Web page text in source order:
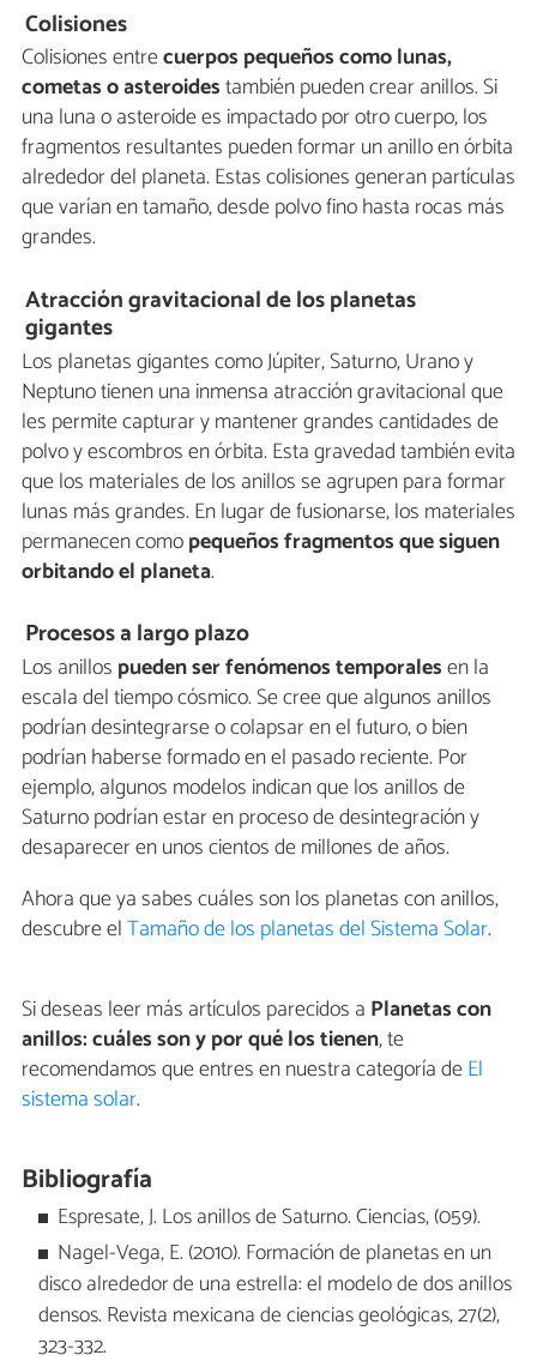
Colisiones
Colisiones entrecuerpos pequeños como lunas,
cometas o asteroidestambién pueden crear anillos. Si
una luna o asteroide es impactado por otro cuerpo, los
fragmentos resultantes pueden formar un anillo en órbita
alrededor del planeta. Estas colisiones generan partículas
que varían en tamaño, desde polvo fino hasta rocas más
grandes.
Atracción gravitacional de los planetas
gigantes
Los planetas gigantes como Júpiter, Saturno, Urano y
Neptuno tienen una inmensa atracción gravitacional que
les permite capturar y mantener grandes cantidades de
polvo y escombros en órbita. Esta gravedad también evita
que los materiales de los anillos se agrupen para formar
lunas más grandes. En lugar de fusionarse, los materiales
permanecen comopequeños fragmentos que siguen
orbitando el planeta.
Procesos a largo plazo
Los anillos pueden ser fenómenos temporalesen la
escala del tiempo cósmico. Se cree que algunos anillos
podrían desintegrarse o colapsar en el futuro, o bien
podrían haberse formado en el pasado reciente. Por
ejemplo, algunos modelos indican que los anillos de
Saturno podrían estar en proceso de desintegración y
desaparecer en unos cientos de millones de años.
Ahora que ya sabes cuáles son los planetas con anillos,
descubre elTamaño de los planetas del Sistema Solar.
Si deseas leer más artículos parecidos a Planetas con
anillos: cuáles son y por qué los tienen, te
recomendamos que entres en nuestra categoría deEl
sistema solar.
Bibliografía
Espresate, J. Los anillos de Saturno. Ciencias, (059).
Nagel-Vega, E. (2010). Formación de planetas en un
disco alrededor de una estrella: el modelo de dos anillos
densos. Revista mexicana de ciencias geológicas, 27(2),
323-332.